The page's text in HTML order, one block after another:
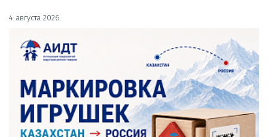
4 августа 2026